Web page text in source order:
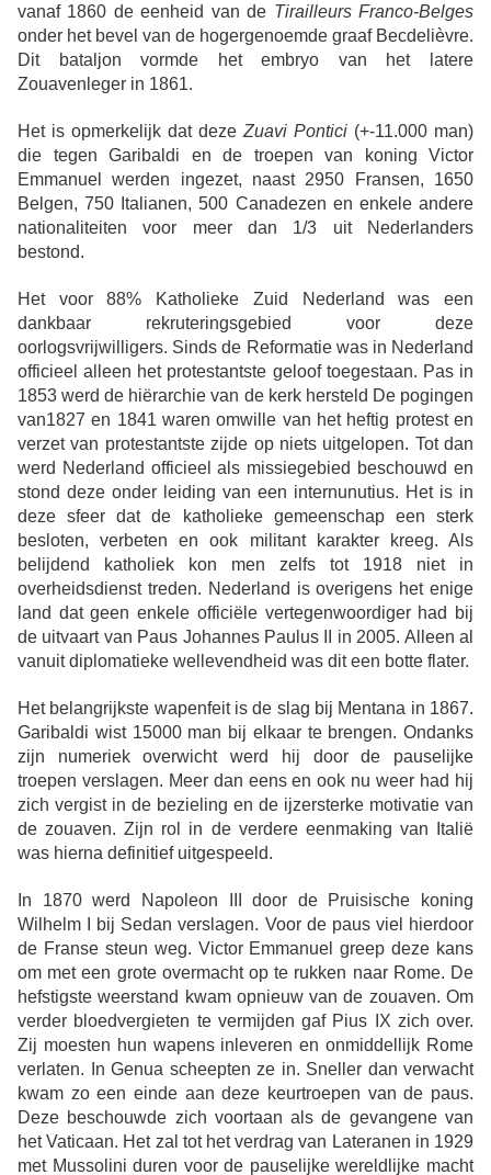
vanaf 1860 de eenheid van de Tirailleurs Franco-Belges
onder het bevel van de hogergenoemde graaf Becdelièvre.
Dit bataljon vormde het embryo van het latere
Zouavenleger in 1861.
Het is opmerkelijk dat deze Zuavi Pontici (+-11.000 man)
die tegen Garibaldi en de troepen van koning Victor
Emmanuel werden ingezet, naast 2950 Fransen, 1650
Belgen, 750 Italianen, 500 Canadezen en enkele andere
nationaliteiten voor meer dan 1/3 uit Nederlanders
bestond.
Het voor 88% Katholieke Zuid Nederland was een
dankbaar rekruteringsgebied voor deze
oorlogsvrijwilligers. Sinds de Reformatie was in Nederland
officieel alleen het protestantste geloof toegestaan. Pas in
1853 werd de hiërarchie van de kerk hersteld De pogingen
van1827 en 1841 waren omwille van het heftig protest en
verzet van protestantste zijde op niets uitgelopen. Tot dan
werd Nederland officieel als missiegebied beschouwd en
stond deze onder leiding van een internunutius. Het is in
deze sfeer dat de katholieke gemeenschap een sterk
besloten, verbeten en ook militant karakter kreeg. Als
belijdend katholiek kon men zelfs tot 1918 niet in
overheidsdienst treden. Nederland is overigens het enige
land dat geen enkele officiële vertegenwoordiger had bij
de uitvaart van Paus Johannes Paulus II in 2005. Alleen al
vanuit diplomatieke wellevendheid was dit een botte flater.
Het belangrijkste wapenfeit is de slag bij Mentana in 1867.
Garibaldi wist 15000 man bij elkaar te brengen. Ondanks
zijn numeriek overwicht werd hij door de pauselijke
troepen verslagen. Meer dan eens en ook nu weer had hij
zich vergist in de bezieling en de ijzersterke motivatie van
de zouaven. Zijn rol in de verdere eenmaking van Italië
was hierna definitief uitgespeeld.
In 1870 werd Napoleon III door de Pruisische koning
Wilhelm I bij Sedan verslagen. Voor de paus viel hierdoor
de Franse steun weg. Victor Emmanuel greep deze kans
om met een grote overmacht op te rukken naar Rome. De
hefstigste weerstand kwam opnieuw van de zouaven. Om
verder bloedvergieten te vermijden gaf Pius IX zich over.
Zij moesten hun wapens inleveren en onmiddellijk Rome
verlaten. In Genua scheepten ze in. Sneller dan verwacht
kwam zo een einde aan deze keurtroepen van de paus.
Deze beschouwde zich voortaan als de gevangene van
het Vaticaan. Het zal tot het verdrag van Lateranen in 1929
met Mussolini duren voor de pauselijke wereldlijke macht